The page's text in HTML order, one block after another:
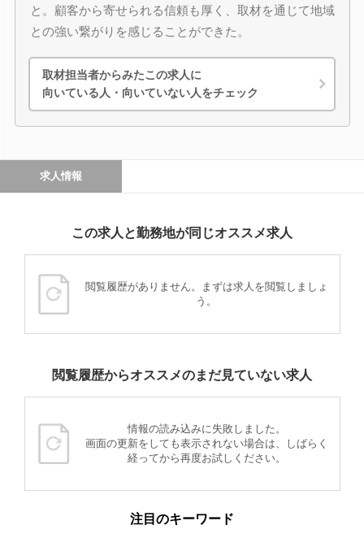
と。顧客から寄せられる信頼も厚く、取材を通じて地域
との強い繋がりを感じることができた。
取材担当者からみたこの求人に
向いている人・向いていない人をチェック
求人情報
この求人と勤務地が同じオススメ求人
閲覧履歴がありません。まずは求人を閲覧しましょ
う。
閲覧履歴からオススメのまだ見ていない求人
情報の読み込みに失敗しました。
画面の更新をしても表示されない場合は、しばらく
経ってから再度お試しください。
注目のキーワード